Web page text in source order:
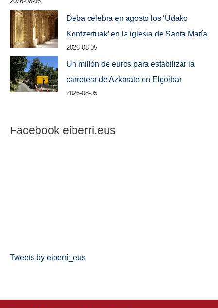
Deba celebra en agosto los ‘Udako
Kontzertuak’ en la iglesia de Santa María
2026-08-05
Un millón de euros para estabilizar la
carretera de Azkarate en Elgoibar
2026-08-05
Facebook eiberri.eus
Tweets by eiberri_eus